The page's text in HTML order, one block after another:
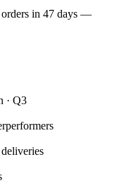
in 47 days —
· Q3